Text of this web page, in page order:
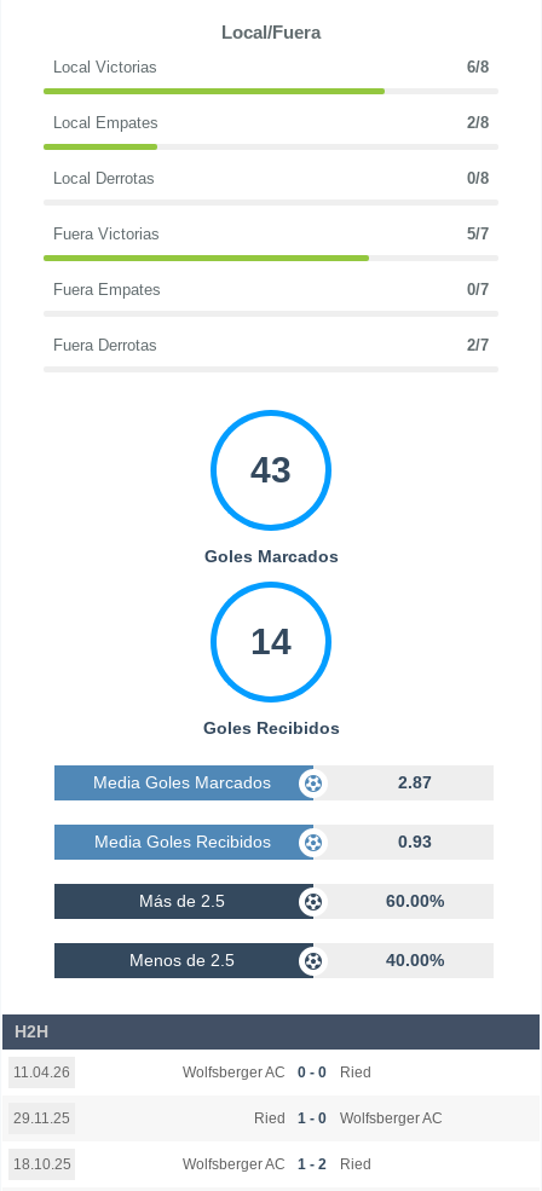
Local/Fuera
Local Victorias 6/8
Local Empates 2/8
Local Derrotas 0/8
Fuera Victorias 5/7
Fuera Empates 0/7
Fuera Derrotas 2/7
43
Goles Marcados
14
Goles Recibidos
Media Goles Marcados 2.87
Media Goles Recibidos 0.93
Más de 2.5 60.00%
Menos de 2.5 40.00%
H2H
11.04.26 Wolfsberger AC 0 - 0 Ried
29.11.25 Ried 1 - 0 Wolfsberger AC
18.10.25 Wolfsberger AC 1 - 2 Ried